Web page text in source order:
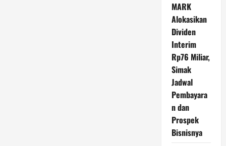
MARK
Alokasikan
Dividen
Interim
Rp76 Miliar,
Simak
Jadwal
Pembayara
n dan
Prospek
Bisnisnya